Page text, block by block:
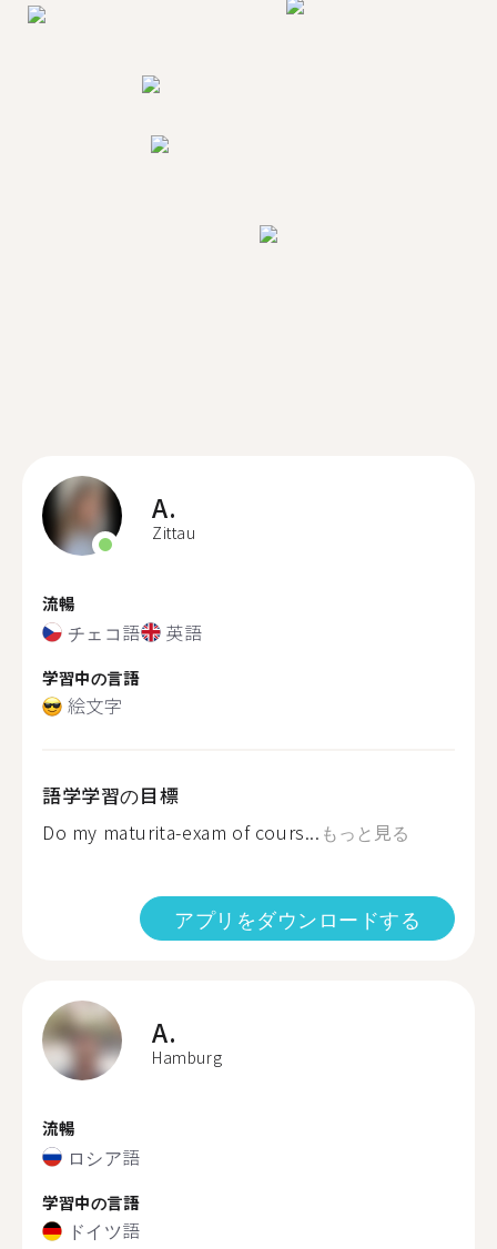
A.
Zittau
流暢
チェコ語 英語
学習中の言語
絵文字
語学学習の目標
Do my maturita-exam of cours... もっと見る
アプリをダウンロードする
A.
Hamburg
流暢
ロシア語
学習中の言語
ドイツ語